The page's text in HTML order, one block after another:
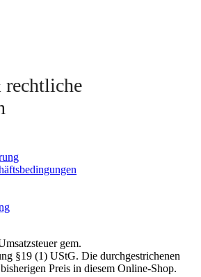
rechtliche
gem.
§19 (1) UStG. Die durchgestrichenen
Preis in diesem Online-Shop.